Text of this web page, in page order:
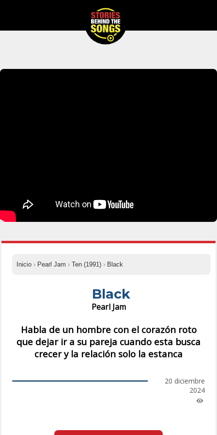
Inicio › Pearl Jam › Ten (1991) › Black
Black
Pearl Jam
Habla de un hombre con el corazón roto
que dejar ir a su pareja cuando esta busca
crecer y la relación solo la estanca
20 diciembre
2024